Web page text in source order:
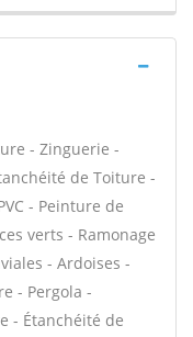
- Zinguerie -
de Toiture -
- Peinture de
verts - Ramonage
- Ardoises -
- Pergola -
- Étanchéité de